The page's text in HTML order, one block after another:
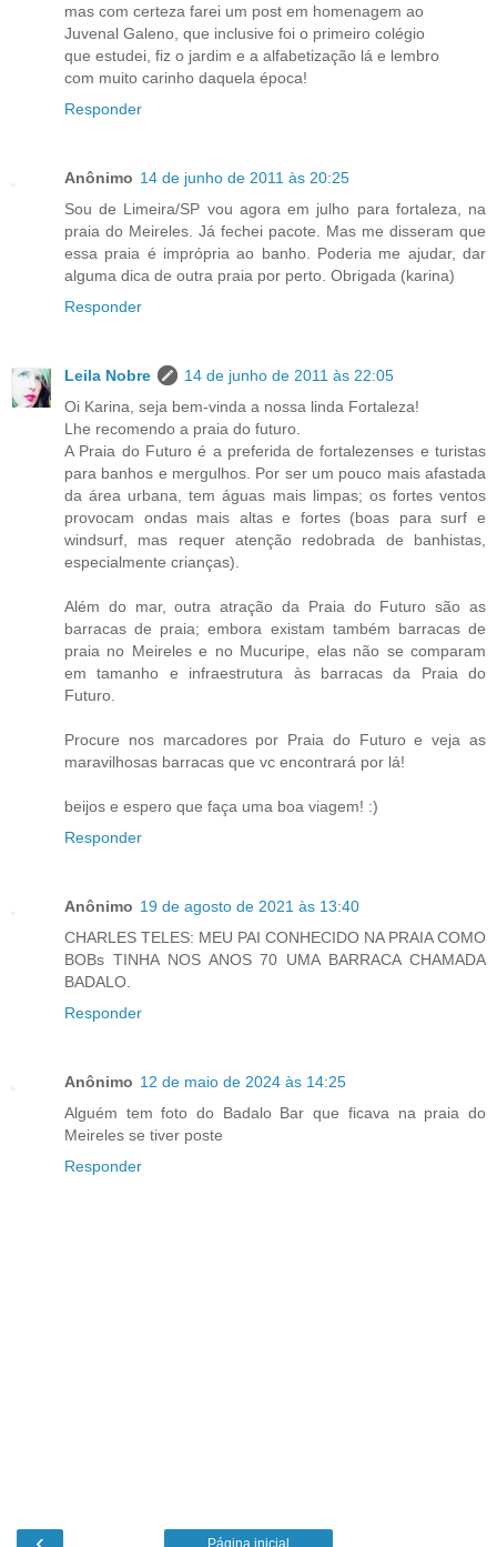
mas com certeza farei um post em homenagem ao
Juvenal Galeno, que inclusive foi o primeiro colégio
que estudei, fiz o jardim e a alfabetização lá e lembro
com muito carinho daquela época!
Responder
Anônimo 14 de junho de 2011 às 20:25
Sou de Limeira/SP vou agora em julho para fortaleza, na
praia do Meireles. Já fechei pacote. Mas me disseram que
essa praia é imprópria ao banho. Poderia me ajudar, dar
alguma dica de outra praia por perto. Obrigada (karina)
Responder
Leila Nobre
14 de junho de 2011 às 22:05
Oi Karina, seja bem-vinda a nossa linda Fortaleza!
Lhe recomendo a praia do futuro.
A Praia do Futuro é a preferida de fortalezenses e turistas
para banhos e mergulhos. Por ser um pouco mais afastada
da área urbana, tem águas mais limpas; os fortes ventos
provocam ondas mais altas e fortes (boas para surf e
windsurf, mas requer atenção redobrada de banhistas,
especialmente crianças).
Além do mar, outra atração da Praia do Futuro são as
barracas de praia; embora existam também barracas de
praia no Meireles e no Mucuripe, elas não se comparam
em tamanho e infraestrutura às barracas da Praia do
Futuro.
Procure nos marcadores por Praia do Futuro e veja as
maravilhosas barracas que vc encontrará por lá!
beijos e espero que faça uma boa viagem! :)
Responder
Anônimo 19 de agosto de 2021 às 13:40
CHARLES TELES: MEU PAI CONHECIDO NA PRAIA COMO
BOBs TINHA NOS ANOS 70 UMA BARRACA CHAMADA
BADALO.
Responder
Anônimo 12 de maio de 2024 às 14:25
Alguém tem foto do Badalo Bar que ficava na praia do
Meireles se tiver poste
Responder